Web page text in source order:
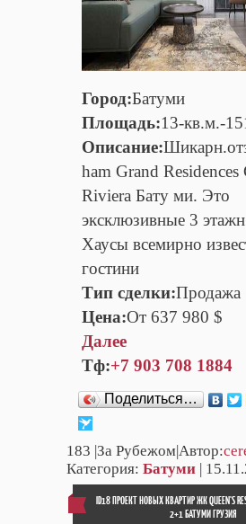
Город:Батуми
Площадь:13-кв.м.-
Описание:
ham Grand Residences
Riviera Бату ми. Это
эксклюзивные 3
Хаусы всемирно
гостини
Тип сделки:Продажа
Цена:От 637 980 $
Далее
Тф:+7 903 708 1884
Поделиться…
183 |За Рубежом|Автор:
Категория: Батуми |
ID18 ПРОЕКТ НОВЫХ КВАРТИР ЖК QUEEN'S
2+1 БАТУМИ ГРУЗИЯ